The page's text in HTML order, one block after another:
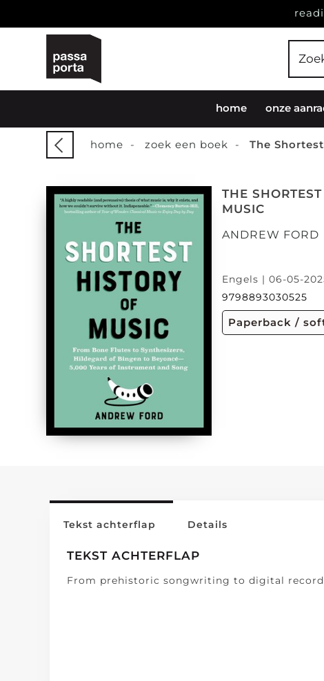
home onze
home - zoek een boek - The
THE
MUSIC
ANDREW FORD
Engels | 06-05-
9798893030525
Paperback /
Tekst achterflap
TEKST ACHTERFLAP
From prehistoric songwriting to digital
Details